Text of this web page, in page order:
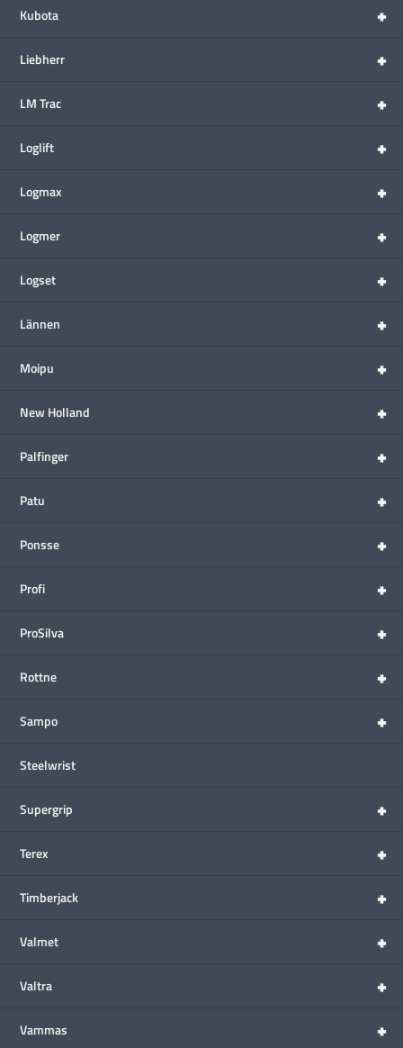
+
Kubota
+
Liebherr
+
LM Trac
+
Loglift
+
Logmax
+
Logmer
+
Logset
+
Lännen
+
Moipu
+
New Holland
+
Palfinger
+
Patu
+
Ponsse
+
Profi
+
ProSilva
+
Rottne
+
Sampo
Steelwrist
+
Supergrip
+
Terex
+
Timberjack
+
Valmet
+
Valtra
+
Vammas